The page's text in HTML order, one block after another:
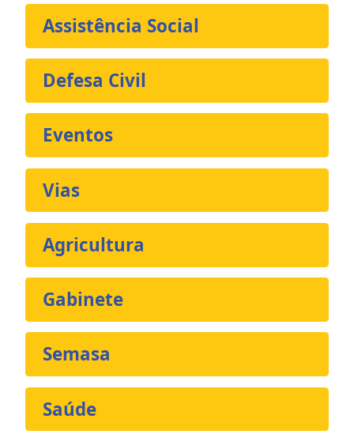
Assistência Social
Defesa Civil
Eventos
Vias
Agricultura
Gabinete
Semasa
Saúde